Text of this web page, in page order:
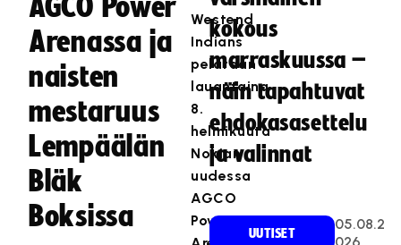
AGCO Power
Arenassa ja
naisten
mestaruus
Lempäälän
Bläk
Boksissa
Westend
Indians
pelataan
lauantaina
8.
helmikuuta
Nokian
uudessa
AGCO
Power
kokous
marraskuussa –
näin tapahtuvat
ehdokasasettelu
ja valinnat
UUTISET
05.08.2